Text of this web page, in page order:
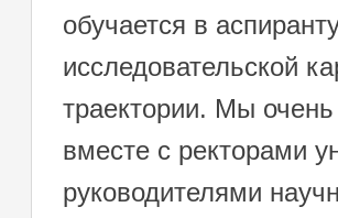
обучается в
исследовательской
траектории. Мы
вместе с ректорами
руководителями